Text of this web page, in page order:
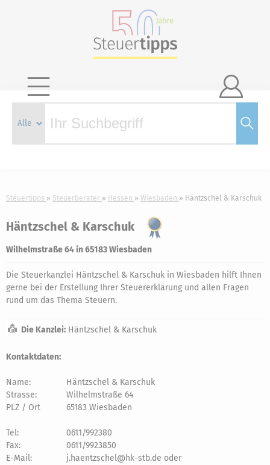

Steuertipps Steuerberater Hessen Wiesbaden Häntzschel & Karschuk
Häntzschel & Karschuk
Wilhelmstraße 64 in 65183 Wiesbaden
Die Steuerkanzlei Häntzschel & Karschuk in Wiesbaden hilft Ihnen
gerne bei der Erstellung Ihrer Steuererklärung und allen Fragen
rund um das Thema Steuern.
Die Kanzlei: Häntzschel & Karschuk
Kontaktdaten:
Name:
Häntzschel & Karschuk
Strasse:
Wilhelmstraße 64
PLZ / Ort
65183 Wiesbaden
Tel:
0611/992380
Fax:
0611/9923850
E-Mail:
j.haentzschel@hk-stb.de oder